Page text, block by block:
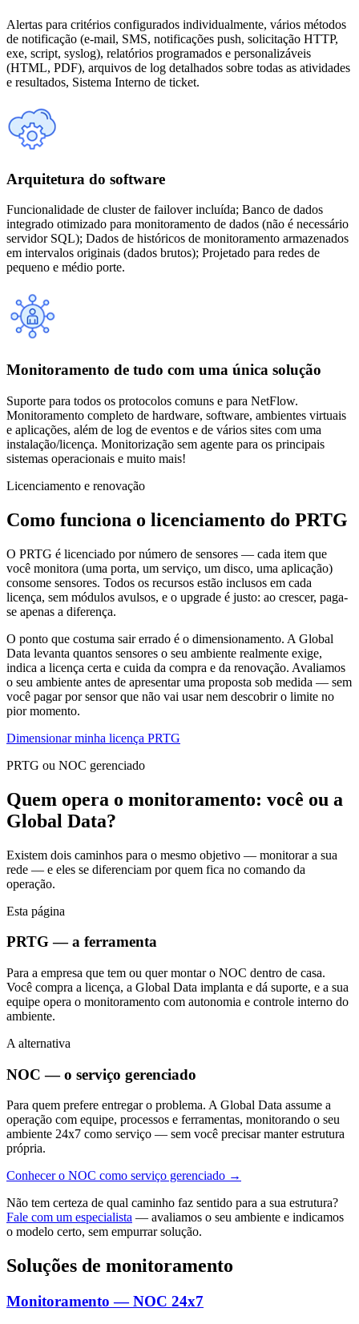
Alertas para critérios configurados individualmente, vários métodos
de notificação (e-mail, SMS, notificações push, solicitação HTTP,
exe, script, syslog), relatórios programados e personalizáveis
(HTML, PDF), arquivos de log detalhados sobre todas as atividades
e resultados, Sistema Interno de ticket.
Arquitetura do software
Funcionalidade de cluster de failover incluída; Banco de dados
integrado otimizado para monitoramento de dados (não é necessário
servidor SQL); Dados de históricos de monitoramento armazenados
em intervalos originais (dados brutos); Projetado para redes de
pequeno e médio porte.
Monitoramento de tudo com uma única solução
Suporte para todos os protocolos comuns e para NetFlow.
Monitoramento completo de hardware, software, ambientes virtuais
e aplicações, além de log de eventos e de vários sites com uma
instalação/licença. Monitorização sem agente para os principais
sistemas operacionais e muito mais!
Licenciamento e renovação
Como funciona o licenciamento do PRTG
O PRTG é licenciado por número de sensores — cada item que
você monitora (uma porta, um serviço, um disco, uma aplicação)
consome sensores. Todos os recursos estão inclusos em cada
licença, sem módulos avulsos, e o upgrade é justo: ao crescer, paga-
se apenas a diferença.
O ponto que costuma sair errado é o dimensionamento. A Global
Data levanta quantos sensores o seu ambiente realmente exige,
indica a licença certa e cuida da compra e da renovação. Avaliamos
o seu ambiente antes de apresentar uma proposta sob medida — sem
você pagar por sensor que não vai usar nem descobrir o limite no
pior momento.
Dimensionar minha licença PRTG
PRTG ou NOC gerenciado
Quem opera o monitoramento: você ou a
Global Data?
Existem dois caminhos para o mesmo objetivo — monitorar a sua
rede — e eles se diferenciam por quem fica no comando da
operação.
Esta página
PRTG — a ferramenta
Para a empresa que tem ou quer montar o NOC dentro de casa.
Você compra a licença, a Global Data implanta e dá suporte, e a sua
equipe opera o monitoramento com autonomia e controle interno do
ambiente.
A alternativa
NOC — o serviço gerenciado
Para quem prefere entregar o problema. A Global Data assume a
operação com equipe, processos e ferramentas, monitorando o seu
ambiente 24x7 como serviço — sem você precisar manter estrutura
própria.
Conhecer o NOC como serviço gerenciado →
Não tem certeza de qual caminho faz sentido para a sua estrutura?
Fale com um especialista — avaliamos o seu ambiente e indicamos
o modelo certo, sem empurrar solução.
Soluções de monitoramento
Monitoramento — NOC 24x7